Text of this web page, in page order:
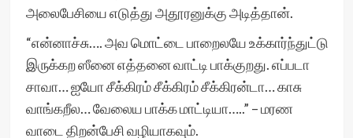
அலைபேசியை எடுத்து அதூரனுக்கு அடித்தான்.
“என்னாச்சு…. அவ மொட்டை பாறைலயே உக்கார்ந்துட்டு
இருக்கற ஸீனை எத்தனை வாட்டி பாக்குறது. எப்படா
சாவா… ஐயோ சீக்கிரம் சீக்கிரம் சீக்கிரன்டா… காசு
வாங்கறீல… வேலைய பாக்க மாட்டியா…..” – மரண
வாடை திறன்பேசி வழியாகவும்.